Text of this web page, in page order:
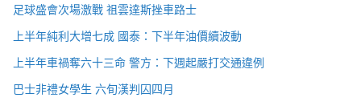
足球盛會次場激戰 祖雲達斯挫車路士
上半年純利大增七成 國泰：下半年油價續波動
上半年車禍奪六十三命 警方：下週起嚴打交通違例
巴士非禮女學生 六旬漢判囚四月